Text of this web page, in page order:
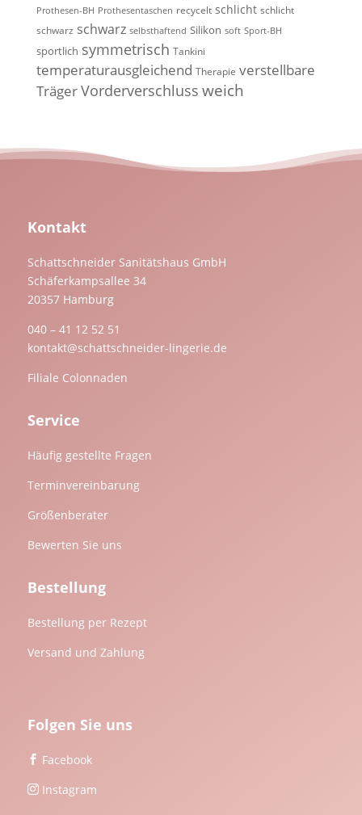
Prothesen-BH Prothesentaschen recycelt schlicht schlicht
schwarz schwarz selbsthaftend Silikon soft Sport-BH
sportlich symmetrisch Tankini
temperaturausgleichend Therapie verstellbare
TrägerVorderverschluss weich
Kontakt
Schattschneider Sanitätshaus GmbH
Schäferkampsallee 34
20357 Hamburg
040 – 41 12 52 51
kontakt@schattschneider-lingerie.de
Filiale Colonnaden
Service
Häufig gestellte Fragen
Terminvereinbarung
Größenberater
Bewerten Sie uns
Bestellung
Bestellung per Rezept
Versand und Zahlung
Folgen Sie uns
 Facebook
 Instagram